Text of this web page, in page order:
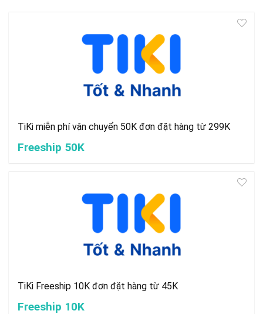
TiKi miễn phí vận chuyển 50K đơn đặt hàng từ 299K
Freeship 50K
TiKi Freeship 10K đơn đặt hàng từ 45K
Freeship 10K